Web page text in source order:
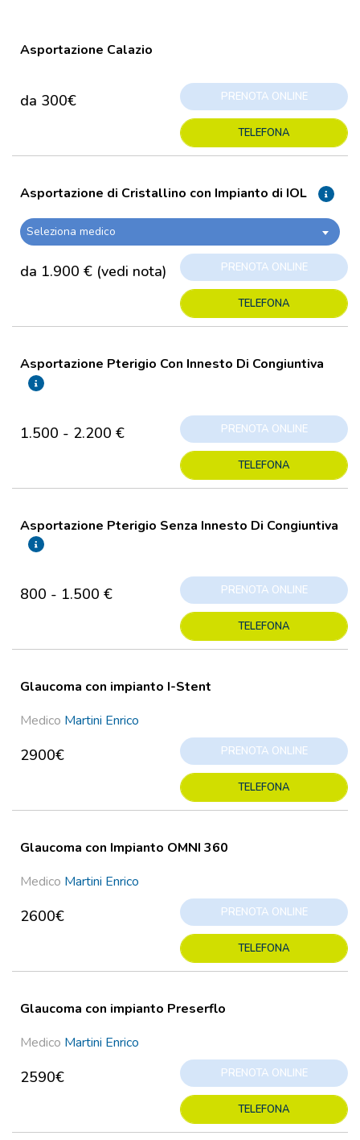
Asportazione Calazio
da 300€ PRENOTA ONLINE
TELEFONA
Asportazione di Cristallino con Impianto di IOL
Seleziona medico
da 1.900 € (vedi nota) PRENOTA ONLINE
TELEFONA
Asportazione Pterigio Con Innesto Di Congiuntiva
1.500 - 2.200 € PRENOTA ONLINE
TELEFONA
Asportazione Pterigio Senza Innesto Di Congiuntiva
800 - 1.500 € PRENOTA ONLINE
TELEFONA
Glaucoma con impianto I-Stent
Medico Martini Enrico
2900€ PRENOTA ONLINE
TELEFONA
Glaucoma con Impianto OMNI 360
Medico Martini Enrico
2600€ PRENOTA ONLINE
TELEFONA
Glaucoma con impianto Preserflo
Medico Martini Enrico
2590€ PRENOTA ONLINE
TELEFONA